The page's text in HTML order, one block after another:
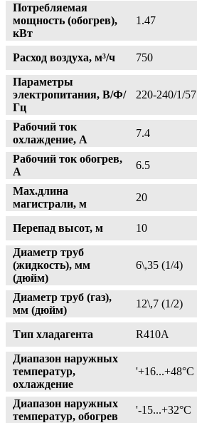
Потребляемая
мощность (обогрев),
кВт
1.47
Расход воздуха, м³/ч
750
Параметры
электропитания, В/Ф/
Гц
220-240/1/57
Рабочий ток
охлаждение, А
7.4
Рабочий ток обогрев,
А
6.5
Max.длина
магистрали, м
20
Перепад высот, м
10
Диаметр труб
(жидкость), мм
(дюйм)
6\,35 (1/4)
Диаметр труб (газ),
мм (дюйм)
12\,7 (1/2)
Тип хладагента
R410A
Диапазон наружных
температур,
охлаждение
'+16...+48°С
Диапазон наружных
температур, обогрев
'-15...+32°С